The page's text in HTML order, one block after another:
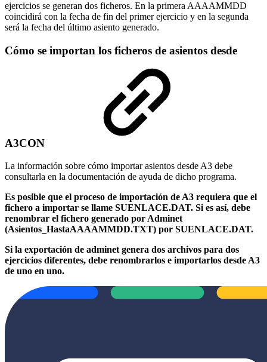
ejercicios se generan dos ficheros. En la primera AAAAMMDD
coincidirá con la fecha de fin del primer ejercicio y en la segunda
será la fecha del último asiento generado.
Cómo se importan los ficheros de asientos desde
A3CON
La información sobre cómo importar asientos desde A3 debe
consultarla en la documentación de ayuda de dicho programa.
Es posible que el proceso de importación de A3 requiera que el
fichero a importar se llame SUENLACE.DAT. Si es así, debe
renombrar el fichero generado por Adminet
(Asientos_HastaAAAAMMDD.TXT) por SUENLACE.DAT.
Si la exportación de adminet genera dos archivos para dos
ejercicios diferentes, debe renombrarlos e importarlos desde A3
de uno en uno.